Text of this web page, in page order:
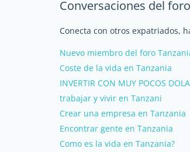
Conversaciones del
Conecta con otros expatriados,
Nuevo miembro del foro
Coste de la vida en Tanzania
INVERTIR CON MUY POCOS
trabajar y vivir en Tanzani
Crear una empresa en Tanzania
Encontrar gente en Tanzania
Como es la vida en Tanzania?